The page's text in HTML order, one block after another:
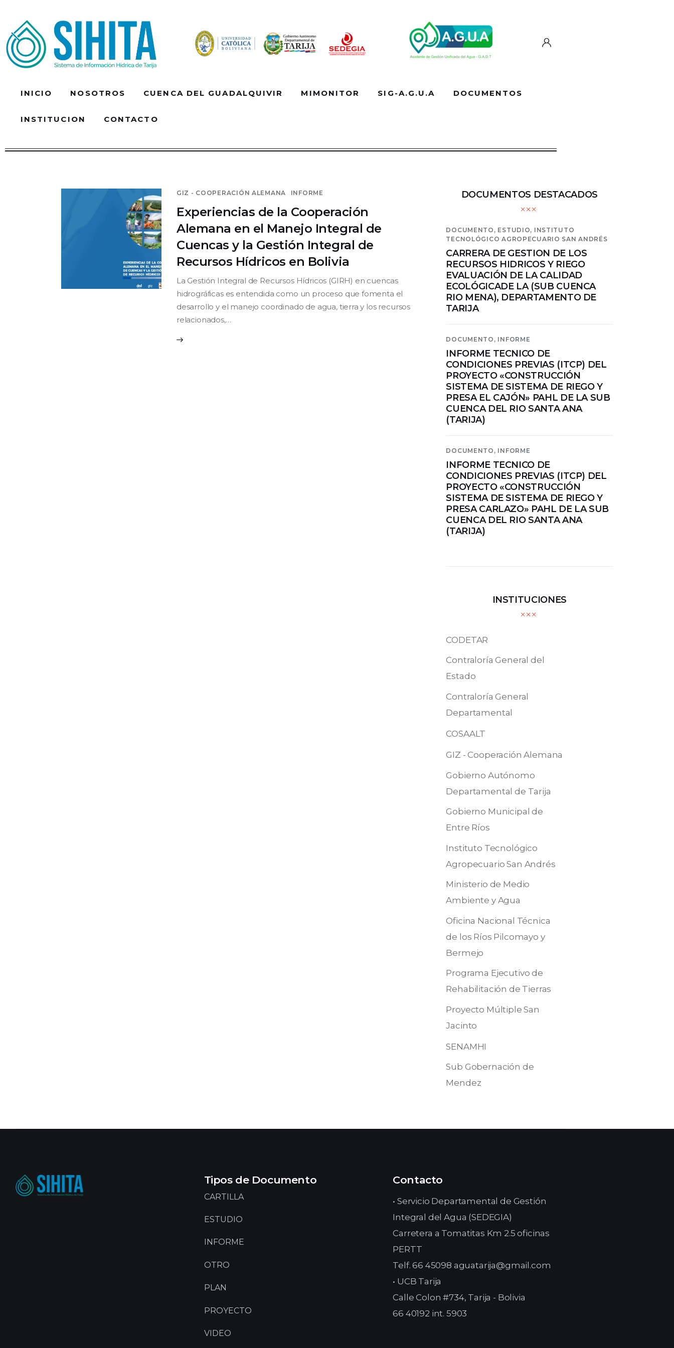
INICIO NOSOTROS CUENCA DEL GUADALQUIVIR MIMONITOR SIG-A.G.U.A DOCUMENTOS
INSTITUCION CONTACTO
SIG-A.G.U.A DOCUMENTOS INSTITUCION
Nosotros
Cuenca Del Guadalquivir
GIZ - COOPERACIÓN ALEMANA INFORME
Experiencias de la Cooperación
Alemana en el Manejo Integral de
Cuencas y la Gestión Integral de
Recursos Hídricos en Bolivia
La Gestión Integral de Recursos Hídricos (GIRH) en cuencas
hidrográficas es entendida como un proceso que fomenta el
desarrollo y el manejo coordinado de agua, tierra y los recursos
relacionados,…
DOCUMENTOS DESTACADOS
DOCUMENTO, ESTUDIO, INSTITUTO
TECNOLÓGICO AGROPECUARIO SAN ANDRÉS
CARRERA DE GESTION DE LOS
RECURSOS HIDRICOS Y RIEGO
EVALUACIÓN DE LA CALIDAD
ECOLÓGICADE LA (SUB CUENCA
RIO MENA), DEPARTAMENTO DE
TARIJA
DOCUMENTO, INFORME
INFORME TECNICO DE
CONDICIONES PREVIAS (ITCP) DEL
PROYECTO «CONSTRUCCIÓN
SISTEMA DE SISTEMA DE RIEGO Y
PRESA EL CAJÓN» PAHL DE LA SUB
CUENCA DEL RIO SANTA ANA
(TARIJA)
DOCUMENTO, INFORME
INFORME TECNICO DE
CONDICIONES PREVIAS (ITCP) DEL
PROYECTO «CONSTRUCCIÓN
SISTEMA DE SISTEMA DE RIEGO Y
PRESA CARLAZO» PAHL DE LA SUB
CUENCA DEL RIO SANTA ANA
(TARIJA)
INSTITUCIONES
CODETAR
Contraloría General del
Estado
Contraloría General
Departamental
COSAALT
GIZ - Cooperación Alemana
Gobierno Autónomo
Departamental de Tarija
Gobierno Municipal de
Entre Ríos
Instituto Tecnológico
Agropecuario San Andrés
Ministerio de Medio
Ambiente y Agua
Oficina Nacional Técnica
de los Ríos Pilcomayo y
Bermejo
Programa Ejecutivo de
Rehabilitación de Tierras
Proyecto Múltiple San
Jacinto
SENAMHI
Sub Gobernación de
Mendez
Tipos de Documento
CARTILLA
ESTUDIO
INFORME
OTRO
PLAN
PROYECTO
VIDEO
Contacto
• Servicio Departamental de Gestión
Integral del Agua (SEDEGIA)
Carretera a Tomatitas Km 2.5 oficinas
PERTT
Telf. 66 45098 aguatarija@gmail.com
• UCB Tarija
Calle Colon #734, Tarija - Bolivia
66 40192 int. 5903